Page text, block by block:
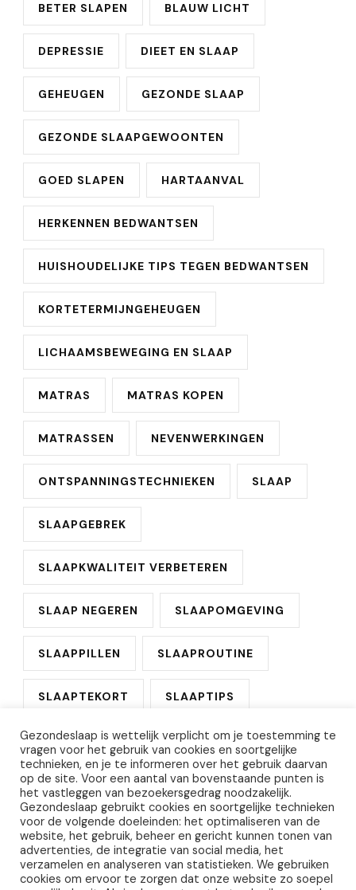
BETER SLAPEN BLAUW LICHT
DEPRESSIE DIEET EN SLAAP
GEHEUGEN GEZONDE SLAAP
GEZONDE SLAAPGEWOONTEN
GOED SLAPEN HARTAANVAL
HERKENNEN BEDWANTSEN
HUISHOUDELIJKE TIPS TEGEN BEDWANTSEN
KORTETERMIJNGEHEUGEN
LICHAAMSBEWEGING EN SLAAP
MATRAS MATRAS KOPEN
MATRASSEN NEVENWERKINGEN
ONTSPANNINGSTECHNIEKEN SLAAP
SLAAPGEBREK
SLAAPKWALITEIT VERBETEREN
SLAAP NEGEREN SLAAPOMGEVING
SLAAPPILLEN SLAAPROUTINE
SLAAPTEKORT SLAAPTIPS
SLAPELOOSHEID
VOORKOMEN BEDWANTSEN
WITTE RUIS MACHINE
Gezondeslaap is wettelijk verplicht om je toestemming te
vragen voor het gebruik van cookies en soortgelijke
technieken, en je te informeren over het gebruik daarvan
op de site. Voor een aantal van bovenstaande punten is
het vastleggen van bezoekersgedrag noodzakelijk.
Gezondeslaap gebruikt cookies en soortgelijke technieken
voor de volgende doeleinden: het optimaliseren van de
website, het gebruik, beheer en gericht kunnen tonen van
advertenties, de integratie van social media, het
verzamelen en analyseren van statistieken. We gebruiken
cookies om ervoor te zorgen dat onze website zo soepel